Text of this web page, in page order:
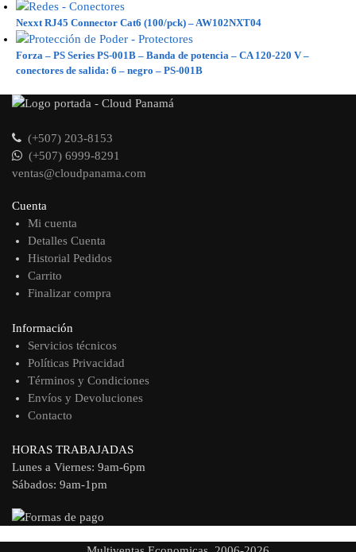
Nexxt RJ45 Connector Cat6 (100/pck) – AW102NXT04
Forza – PS Series PS-001B – Banda de potencia – CA 120-220 V –
conectores de salida: 6 – negro – PS-001B
(+507) 203-8153
(+507) 6999-8291
ventas@cloudpanama.com
Cuenta
Mi cuenta
Detalles Cuenta
Historial Pedidos
Carrito
Finalizar compra
Información
Servicios técnicos
Políticas Privacidad
Términos y Condiciones
Envíos y Devoluciones
Contacto
HORAS TRABAJADAS
Lunes a Viernes: 9am-6pm
Sábados: 9am-1pm